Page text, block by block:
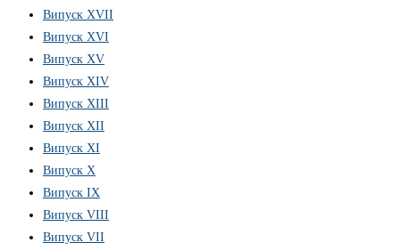
Випуск XVII
Випуск XVI
Випуск XV
Випуск XIV
Випуск XIII
Випуск XII
Випуск XI
Випуск X
Випуск IX
Випуск VIII
Випуск VII